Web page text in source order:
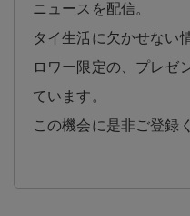
ニュースを配信。
タイ生活に欠かせない
ロワー限定の、プレゼ
ています。
この機会に是非ご登録